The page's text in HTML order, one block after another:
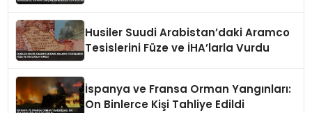
Husiler Suudi Arabistan’daki Aramco
Tesislerini Füze ve İHA’larla Vurdu
İspanya ve Fransa Orman Yangınları:
On Binlerce Kişi Tahliye Edildi